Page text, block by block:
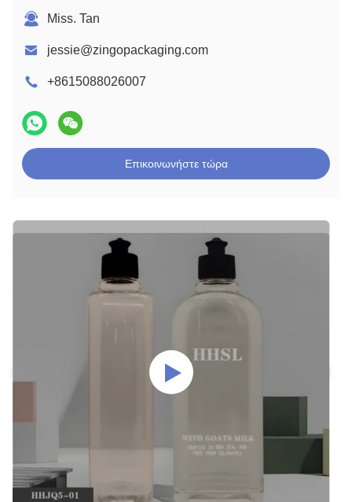
Miss. Tan
jessie@zingopackaging.com
+8615088026007
Επικοινωνήστε τώρα